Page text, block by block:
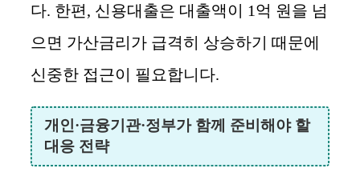
다. 한편, 신용대출은 대출액이 1억 원을 넘
으면 가산금리가 급격히 상승하기 때문에
신중한 접근이 필요합니다.
개인·금융기관·정부가 함께 준비해야 할
대응 전략